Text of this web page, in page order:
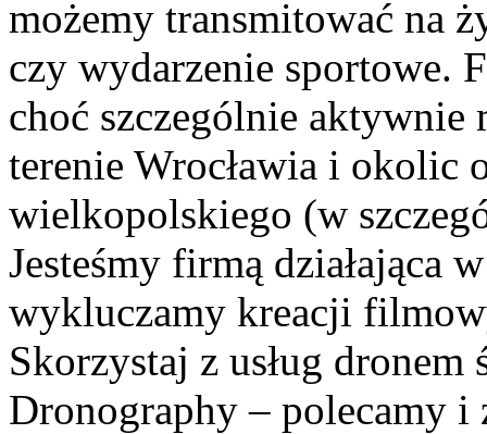
możemy transmitować na
czy wydarzenie sportowe.
choć szczególnie aktywnie
terenie Wrocławia i okolic
wielkopolskiego (w
Jesteśmy firmą działająca
wykluczamy kreacji
Skorzystaj z usług dronem
Dronography – polecamy i